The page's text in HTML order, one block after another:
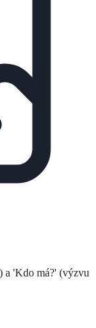
a 'Kdo má?' (výzvu